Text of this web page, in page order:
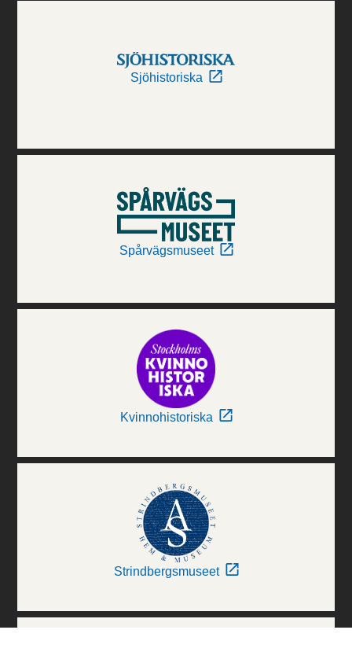
Sjöhistoriska
Spårvägsmuseet
Kvinnohistoriska
Strindbergsmuseet